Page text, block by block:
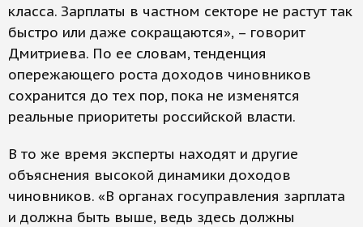
класса. Зарплаты в частном секторе не растут так
быстро или даже сокращаются», – говорит
Дмитриева. По ее словам, тенденция
опережающего роста доходов чиновников
сохранится до тех пор, пока не изменятся
реальные приоритеты российской власти.
В то же время эксперты находят и другие
объяснения высокой динамики доходов
чиновников. «В органах госуправления зарплата
и должна быть выше, ведь здесь должны